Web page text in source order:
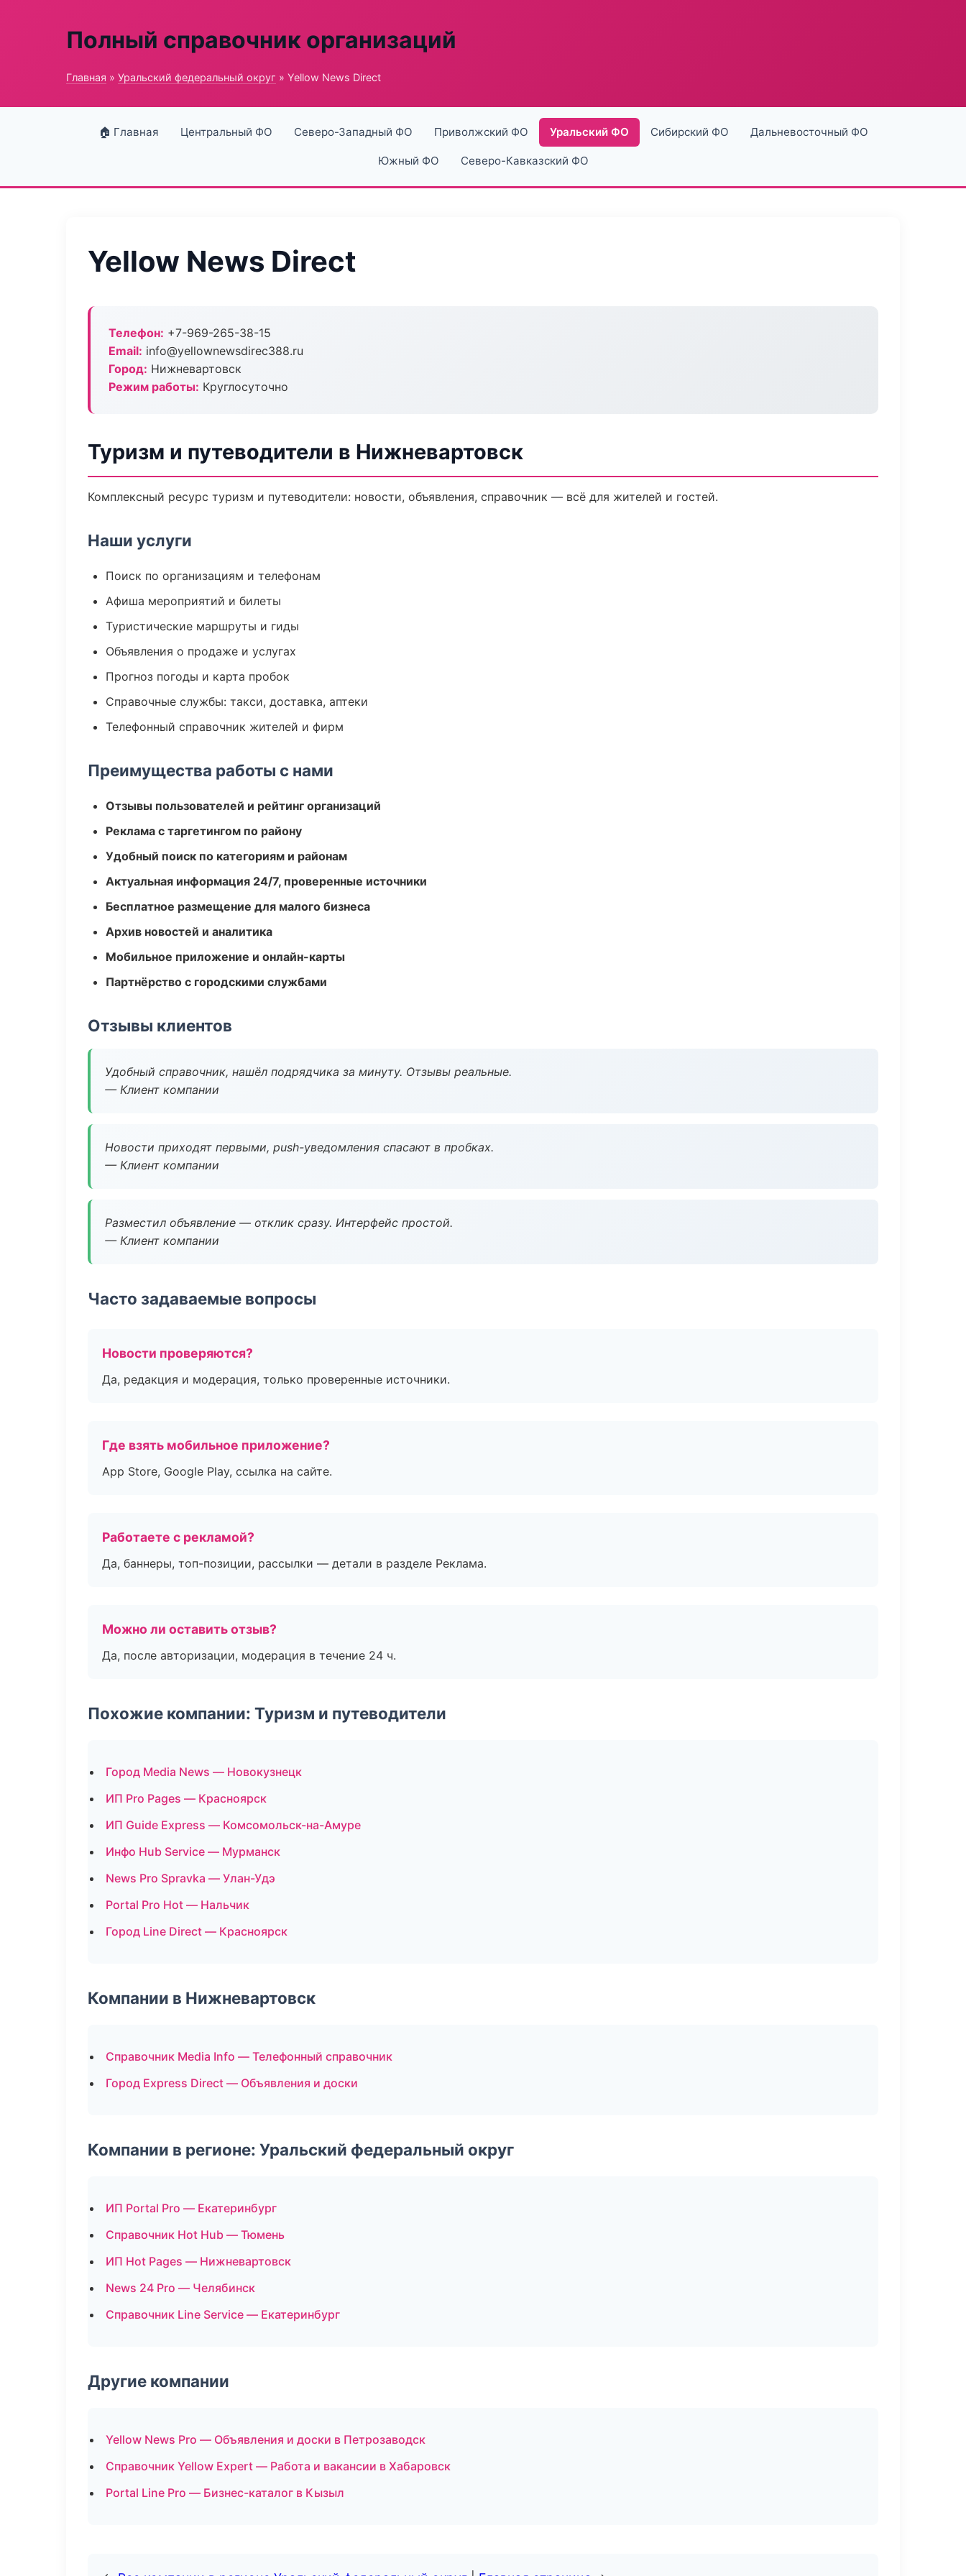
Полный справочник организаций
Главная » Уральский федеральный округ » Yellow News Direct
🏠 Главная Центральный ФО Северо-Западный ФО Приволжский ФО Уральский ФО Сибирский ФО Дальневосточный ФО
Южный ФО Северо-Кавказский ФО
Yellow News Direct
Телефон: +7-969-265-38-15
Email: info@yellownewsdirec388.ru
Город: Нижневартовск
Режим работы: Круглосуточно
Туризм и путеводители в Нижневартовск
Комплексный ресурс туризм и путеводители: новости, объявления, справочник — всё для жителей и гостей.
Наши услуги
Поиск по организациям и телефонам
Афиша мероприятий и билеты
Туристические маршруты и гиды
Объявления о продаже и услугах
Прогноз погоды и карта пробок
Справочные службы: такси, доставка, аптеки
Телефонный справочник жителей и фирм
Преимущества работы с нами
Отзывы пользователей и рейтинг организаций
Реклама с таргетингом по району
Удобный поиск по категориям и районам
Актуальная информация 24/7, проверенные источники
Бесплатное размещение для малого бизнеса
Архив новостей и аналитика
Мобильное приложение и онлайн-карты
Партнёрство с городскими службами
Отзывы клиентов
Удобный справочник, нашёл подрядчика за минуту. Отзывы реальные.
— Клиент компании
Новости приходят первыми, push-уведомления спасают в пробках.
— Клиент компании
Разместил объявление — отклик сразу. Интерфейс простой.
— Клиент компании
Часто задаваемые вопросы
Новости проверяются?
Да, редакция и модерация, только проверенные источники.
Где взять мобильное приложение?
App Store, Google Play, ссылка на сайте.
Работаете с рекламой?
Да, баннеры, топ-позиции, рассылки — детали в разделе Реклама.
Можно ли оставить отзыв?
Да, после авторизации, модерация в течение 24 ч.
Похожие компании: Туризм и путеводители
Город Media News — Новокузнецк
ИП Pro Pages — Красноярск
ИП Guide Express — Комсомольск-на-Амуре
Инфо Hub Service — Мурманск
News Pro Spravka — Улан-Удэ
Portal Pro Hot — Нальчик
Город Line Direct — Красноярск
Компании в Нижневартовск
Справочник Media Info — Телефонный справочник
Город Express Direct — Объявления и доски
Компании в регионе: Уральский федеральный округ
ИП Portal Pro — Екатеринбург
Справочник Hot Hub — Тюмень
ИП Hot Pages — Нижневартовск
News 24 Pro — Челябинск
Справочник Line Service — Екатеринбург
Другие компании
Yellow News Pro — Объявления и доски в Петрозаводск
Справочник Yellow Expert — Работа и вакансии в Хабаровск
Portal Line Pro — Бизнес-каталог в Кызыл